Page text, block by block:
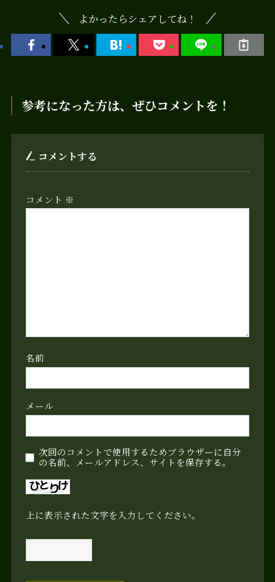
よかったらシェアしてね！
参考になった方は、ぜひコメントを！
コメントする
コメント ※
名前
メール
次回のコメントで使用するためブラウザーに自分
の名前、メールアドレス、サイトを保存する。
上に表示された文字を入力してください。